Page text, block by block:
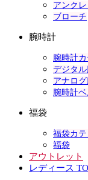
アンクレ
ブローチ
腕時計
腕時計
デジタ
アナロ
腕時計
福袋
福袋カ
福袋
アウトレット
レディース